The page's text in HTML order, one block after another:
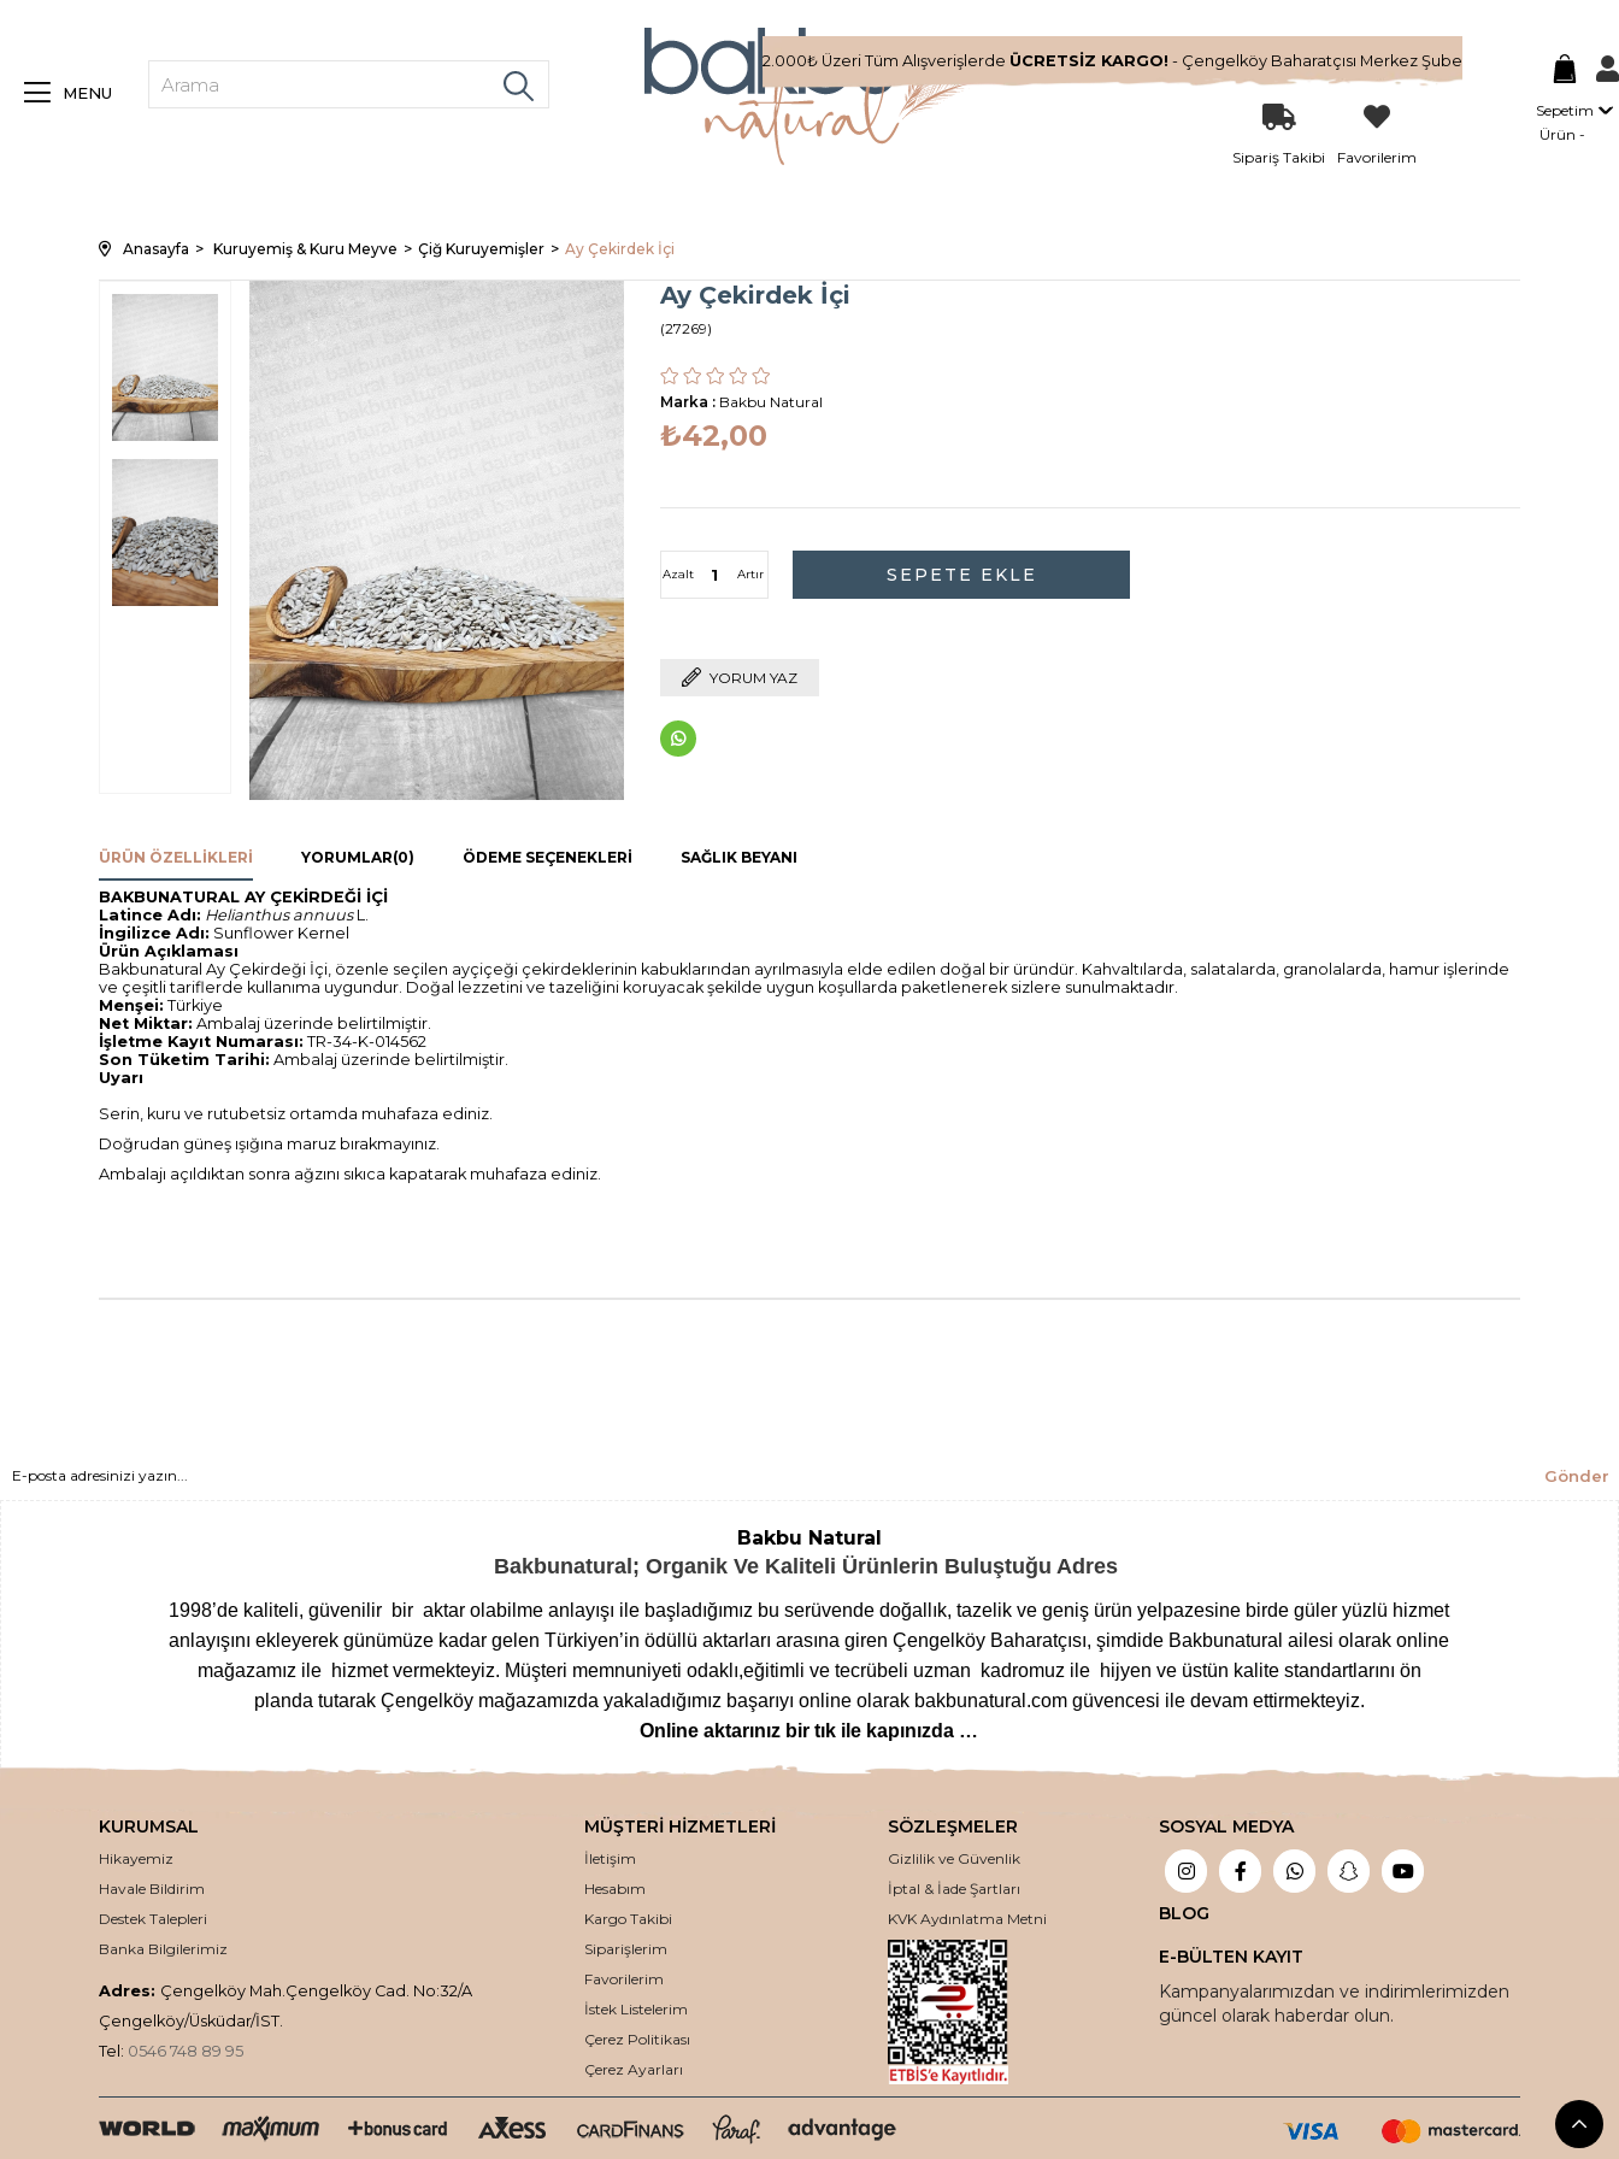
MENU
2.000₺ Üzeri Tüm Alışverişlerde ÜCRETSİZ KARGO! - Çengelköy Baharatçısı Merkez Şube
Sipariş Takibi Favorilerim
Sepetim
Ürün
Anasayfa Kuruyemiş & Kuru Meyve Çiğ Kuruyemişler Ay Çekirdek İçi
Ay Çekirdek İçi
(27269)
Marka : Bakbu Natural
₺42,00
Artır
Azalt
YORUM YAZ
ÜRÜN ÖZELLIKLERI YORUMLAR(0) ÖDEME SEÇENEKLERI SAĞLIK BEYANI
BAKBUNATURAL AY ÇEKİRDEĞİ İÇİ
Latince Adı: Helianthus annuusL.
İngilizce Adı: Sunflower Kernel
Ürün Açıklaması
Bakbunatural Ay Çekirdeği İçi, özenle seçilen ayçiçeği çekirdeklerinin kabuklarından ayrılmasıyla elde edilen doğal bir üründür. Kahvaltılarda, salatalarda, granolalarda, hamur işlerinde
ve çeşitli tariflerde kullanıma uygundur. Doğal lezzetini ve tazeliğini koruyacak şekilde uygun koşullarda paketlenerek sizlere sunulmaktadır.
Menşei: Türkiye
Net Miktar: Ambalaj üzerinde belirtilmiştir.
İşletme Kayıt Numarası: TR-34-K-014562
Son Tüketim Tarihi: Ambalaj üzerinde belirtilmiştir.
Uyarı
Serin, kuru ve rutubetsiz ortamda muhafaza ediniz.
Doğrudan güneş ışığına maruz bırakmayınız.
Ambalajı açıldıktan sonra ağzını sıkıca kapatarak muhafaza ediniz.
Gönder
Bakbu Natural
Bakbunatural; Organik Ve Kaliteli Ürünlerin Buluştuğu Adres
1998’de kaliteli, güvenilir bir aktar olabilme anlayışı ile başladığımız bu serüvende doğallık, tazelik ve geniş ürün yelpazesine birde güler yüzlü hizmet
anlayışını ekleyerek günümüze kadar gelen Türkiyen’in ödüllü aktarları arasına giren Çengelköy Baharatçısı, şimdide Bakbunatural ailesi olarak online
mağazamız ile hizmet vermekteyiz. Müşteri memnuniyeti odaklı,eğitimli ve tecrübeli uzman kadromuz ile hijyen ve üstün kalite standartlarını ön
planda tutarak Çengelköy mağazamızda yakaladığımız başarıyı online olarak bakbunatural.com güvencesi ile devam ettirmekteyiz.
Online aktarınız bir tık ile kapınızda …
Yöresel gıdalardan, zamanında toplananbitkilere,arı ürünlerinden,baharat çeşitlerine,glutensiz gıdalardan,taptaze kuruyemişlere,
,inceltici doğal kozmetik ürünlerinden , tütsü buhurdanlık çeşitlerine
kadar bir aktarda aradığınız tüm şifalı ürünleri en
doğal ve en taze haliyle kaliteden ödün vermeden bakbunatural.com web sayfamızdan uygun fiyatlar ile sipariş edebilirsiniz.
Kaliteli ve en uygun fiyatlar ile avantaj sağlıyoruz.
Üstelik ücretsiz kargo seçeneği, kampanya ve indirim fırsatlarımız ile alışverişinizi avantaja dönüştürüyoruz.
Aynı Gün Kargoya Teslim Ediyoruz
Tüm siparişlerinizi kargo çalışma saatlerine göre aynı gün özenle paketleyip kargoya teslim ediyoruz
Keyifli Alışverişler Dileriz.
“Bakbunatural – Çengelköy Baharatçısı”
KURUMSAL
Hikayemiz
Havale Bildirim
Destek Talepleri
Banka Bilgilerimiz
Adres: Çengelköy Mah.Çengelköy Cad. No:32/A
Çengelköy/Üsküdar/İST.
Tel: 0546 748 89 95
MÜŞTERİ HİZMETLERİ
İletişim
Hesabım
Kargo Takibi
Siparişlerim
Favorilerim
İstek Listelerim
Çerez Politikası
Çerez Ayarları
SÖZLEŞMELER
Gizlilik ve Güvenlik
İptal & İade Şartları
KVK Aydınlatma Metni
SOSYAL MEDYA
BLOG
E-BÜLTEN KAYIT
Kampanyalarımızdan ve indirimlerimizden
güncel olarak haberdar olun.